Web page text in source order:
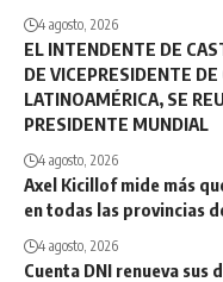
4 agosto, 2026
EL INTENDENTE DE
DE VICEPRESIDENTE DE
LATINOAMÉRICA, SE
PRESIDENTE MUNDIAL
4 agosto, 2026
Axel Kicillof mide más
en todas las provincias
4 agosto, 2026
Cuenta DNI renueva sus